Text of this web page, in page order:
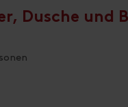
Dusche und